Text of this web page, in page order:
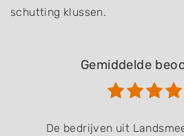
schutting klussen.
Gemiddelde
De bedrijven uit